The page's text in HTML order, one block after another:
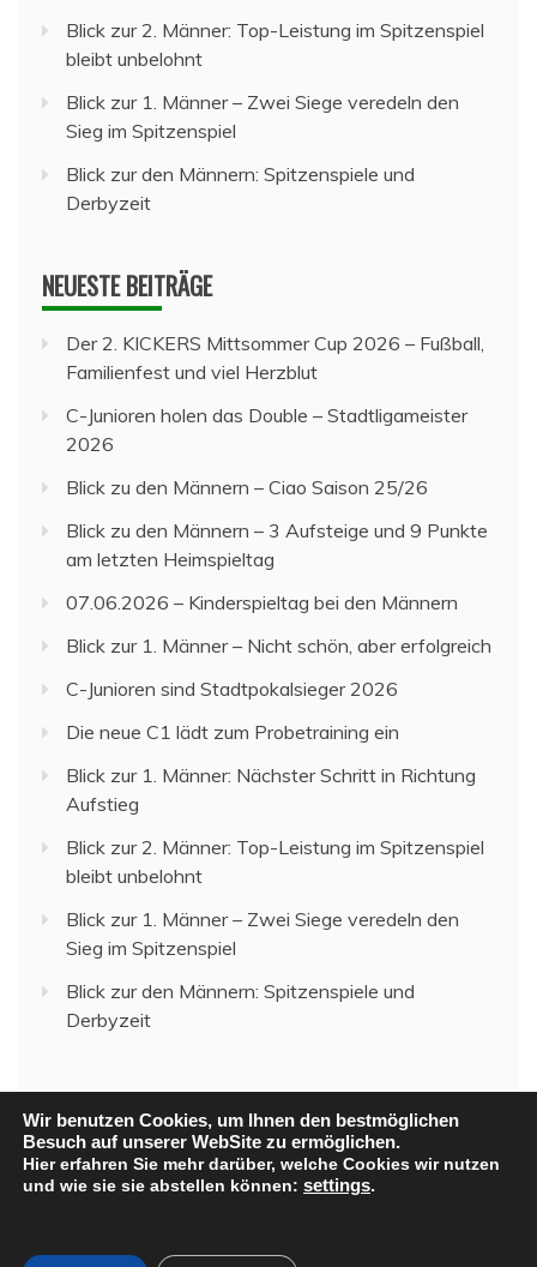
Blick zur 2. Männer: Top-Leistung im Spitzenspiel
bleibt unbelohnt
Blick zur 1. Männer – Zwei Siege veredeln den
Sieg im Spitzenspiel
Blick zur den Männern: Spitzenspiele und
Derbyzeit
NEUESTE BEITRÄGE
Der 2. KICKERS Mittsommer Cup 2026 – Fußball,
Familienfest und viel Herzblut
C-Junioren holen das Double – Stadtligameister
2026
Blick zu den Männern – Ciao Saison 25/26
Blick zu den Männern – 3 Aufsteige und 9 Punkte
am letzten Heimspieltag
07.06.2026 – Kinderspieltag bei den Männern
Blick zur 1. Männer – Nicht schön, aber erfolgreich
C-Junioren sind Stadtpokalsieger 2026
Die neue C1 lädt zum Probetraining ein
Blick zur 1. Männer: Nächster Schritt in Richtung
Aufstieg
Blick zur 2. Männer: Top-Leistung im Spitzenspiel
bleibt unbelohnt
Blick zur 1. Männer – Zwei Siege veredeln den
Sieg im Spitzenspiel
Blick zur den Männern: Spitzenspiele und
Derbyzeit
All Rights Reserved 2023.
byCandid Themes
Wir benutzen Cookies, um Ihnen den bestmöglichen
Besuch auf unserer WebSite zu ermöglichen.
Hier erfahren Sie mehr darüber, welche Cookies wir nutzen
und wie sie sie abstellen können: settings.